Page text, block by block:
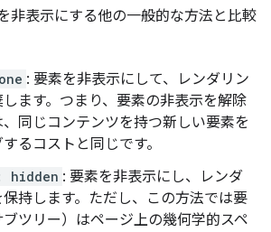
非表示にする他の一般的な方法と比較
: 要素を非表示にして、レンダリン
ます。つまり、要素の非表示を解除
同じコンテンツを持つ新しい要素を
るコストと同じです。
: 要素を非表示にし、レンダ
保持します。ただし、この方法では要
ツリー）はページ上の幾何学的スペ